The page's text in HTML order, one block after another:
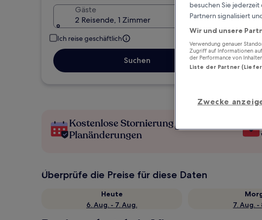
Gäste
2 Reisende, 1 Zimmer
Ich reise geschäftlich
Suchen
Kostenlose Stornierung bei
Planänderungen
Überprüfe die Preise für diese Daten
Heute
6. Aug. - 7. Aug.
7. Aug. -
besuchen Sie
Partnern signalisiert
Wir und unsere
Verwendung genauer
Zugriff auf Informationen
der Performance von
Liste der Partner
Zwecke